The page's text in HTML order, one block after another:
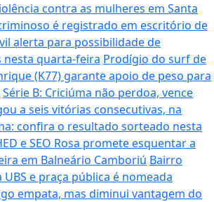
contra as mulheres em Santa
é registrado em escritório de
alerta para possibilidade de
quarta-feira Prodígio do surf de
(K77) garante apoio de peso para
Série B: Criciúma não perdoa, vence
a seis vitórias consecutivas, na
confira o resultado sorteado nesta
e SEO Rosa promete esquentar a
em Balneário Camboriú Bairro
e praça pública é nomeada
empata, mas diminui vantagem do